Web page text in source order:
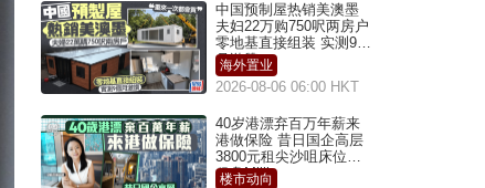
中国预制屋热销美澳墨
夫妇22万购750呎两房户
零地基直接组装 实测9个
月激赞
海外置业
2026-08-06 06:00 HKT
40岁港漂弃百万年薪来
港做保险 昔日国企高层
3800元租尖沙咀床位｜
租盘Million
楼市动向